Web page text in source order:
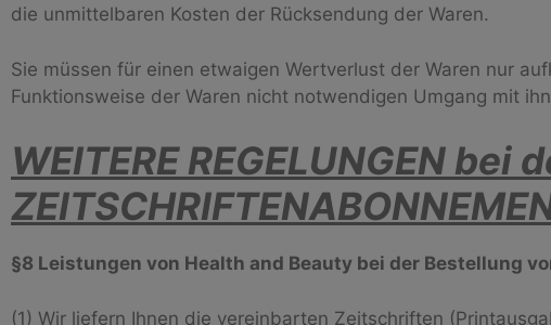
die unmittelbaren Kosten der Rücksendung der Waren.
Sie müssen für einen etwaigen Wertverlust der Waren nur
Funktionsweise der Waren nicht notwendigen Umgang mit
WEITERE REGELUNGEN
§8 Leistungen von Health and Beauty bei der Bestellung
(1) Wir liefern Ihnen die vereinbarten Zeitschriften